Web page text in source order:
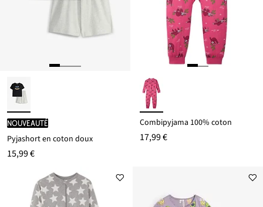
Nouveauté
Pyjashort en coton doux
15,99 €
Combipyjama 100% coton
17,99 €